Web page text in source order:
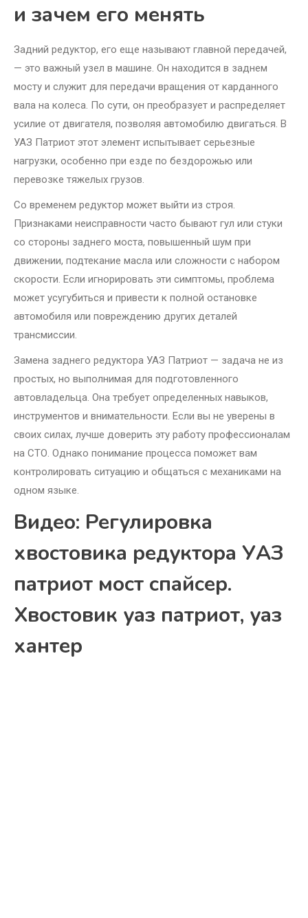
и зачем его менять
Задний редуктор, его еще называют главной передачей,
— это важный узел в машине. Он находится в заднем
мосту и служит для передачи вращения от карданного
вала на колеса. По сути, он преобразует и распределяет
усилие от двигателя, позволяя автомобилю двигаться. В
УАЗ Патриот этот элемент испытывает серьезные
нагрузки, особенно при езде по бездорожью или
перевозке тяжелых грузов.
Со временем редуктор может выйти из строя.
Признаками неисправности часто бывают гул или стуки
со стороны заднего моста, повышенный шум при
движении, подтекание масла или сложности с набором
скорости. Если игнорировать эти симптомы, проблема
может усугубиться и привести к полной остановке
автомобиля или повреждению других деталей
трансмиссии.
Замена заднего редуктора УАЗ Патриот — задача не из
простых, но выполнимая для подготовленного
автовладельца. Она требует определенных навыков,
инструментов и внимательности. Если вы не уверены в
своих силах, лучше доверить эту работу профессионалам
на СТО. Однако понимание процесса поможет вам
контролировать ситуацию и общаться с механиками на
одном языке.
Видео: Регулировка
хвостовика редуктора УАЗ
патриот мост спайсер.
Хвостовик уаз патриот, уаз
хантер